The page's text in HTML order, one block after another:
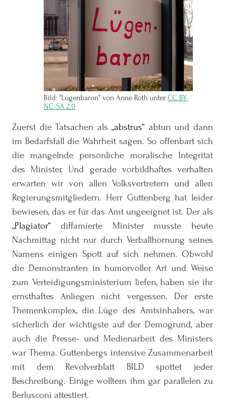
Bild: "Lügenbaron" von Anne Roth unterCC BY-
NC-SA 2.0
Zuerst die Tatsachen als abstrus
abtun und dann
im Bedarfsfall die Wahrheit sagen. So offenbart sich
die mangelnde persönliche moralische Integrität
des Minister. Und gerade vorbildhaftes verhalten
erwarten wir von allen Volksvertretern und allen
Regierungsmitgliedern. Herr Guttenberg hat leider
bewiesen, das er für das Amt ungeeignet ist. Der als
Plagiator
diffamierte Minister musste heute
Nachmittag nicht nur durch Verballhornung seines
Namens einigen Spott auf sich nehmen. Obwohl
die Demonstranten in humorvoller Art und Weise
zum Verteidigungsministerium liefen, haben sie ihr
ernsthaftes Anliegen nicht vergessen. Der erste
Themenkomplex, die Lüge des Amtsinhabers, war
sicherlich der wichtigste auf der Demogrund, aber
auch die Presse- und Medienarbeit des Ministers
war Thema. Guttenbergs intensive Zusammenarbeit
mit dem Revolverblatt BILD spottet jeder
Beschreibung. Einige wolltem ihm gar parallelen zu
Berlusconi attestiert.